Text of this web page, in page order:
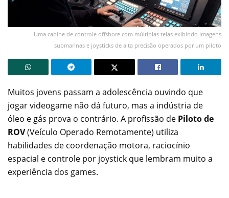
Uma cabine de controle offshore com múltiplas telas exibindo imagens
submarinas e joysticks de alta precisão operados por um piloto
Muitos jovens passam a adolescência ouvindo que
jogar videogame não dá futuro, mas a indústria de
óleo e gás prova o contrário. A profissão de Piloto de
ROV(Veículo Operado Remotamente) utiliza
habilidades de coordenação motora, raciocínio
espacial e controle por joystick que lembram muito a
experiência dos games.